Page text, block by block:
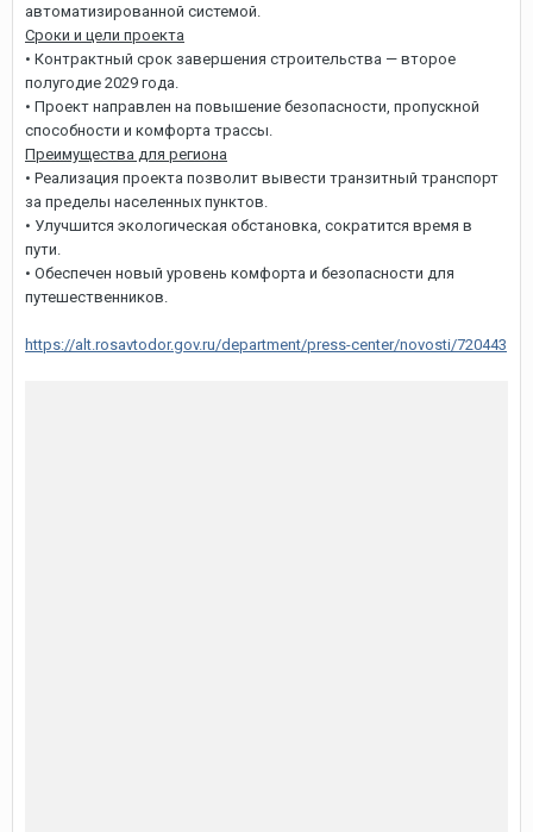
автоматизированной системой.
Сроки и цели проекта
• Контрактный срок завершения строительства — второе
полугодие 2029 года.
• Проект направлен на повышение безопасности, пропускной
способности и комфорта трассы.
Преимущества для региона
• Реализация проекта позволит вывести транзитный транспорт
за пределы населенных пунктов.
• Улучшится экологическая обстановка, сократится время в
пути.
• Обеспечен новый уровень комфорта и безопасности для
путешественников.
https://alt.rosavtodor.gov.ru/department/press-center/novosti/720443